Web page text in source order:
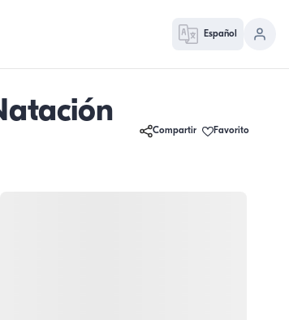
Español
Compartir Favorito